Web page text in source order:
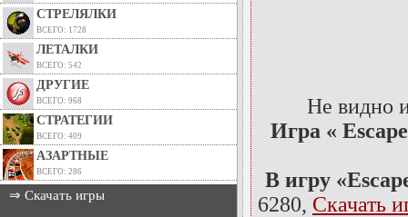
СТРЕЛЯЛКИ
ВСЕГО: 1728
ЛЕТАЛКИ
ВСЕГО: 542
ДРУГИЕ
ВСЕГО: 968
СТРАТЕГИИ
ВСЕГО: 409
АЗАРТНЫЕ
ВСЕГО: 286
⇒ Скачать игры
Не видно
Игра «
В игру
6280, Скачать